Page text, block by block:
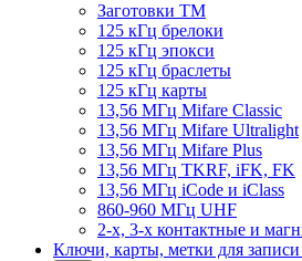
Заготовки ТМ
125 кГц брелоки
125 кГц эпокси
125 кГц браслеты
125 кГц карты
13,56 МГц Mifare Classic
13,56 МГц Mifare Ultralight
13,56 МГц Mifare Plus
13,56 МГц TKRF, iFK, FK
13,56 МГц iCode и iClass
860-960 МГц UHF
2-х, 3-х контактные и
Ключи, карты, метки для